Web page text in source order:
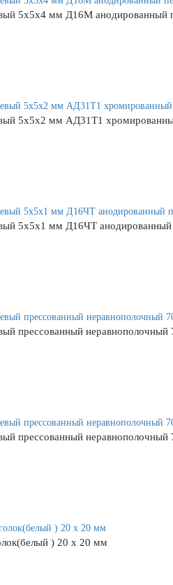
5х5х4 мм Д16М анодированный
5х5х2 мм АД31Т1
5х5х1 мм Д16ЧТ
прессованный
прессованный
) 20 х 20 мм